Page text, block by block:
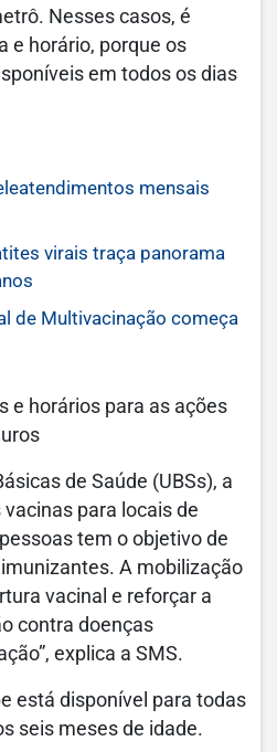
Nesses casos, é
e horário, porque os
em todos os dias
mensais
virais traça panorama
de Multivacinação começa
e horários para as ações
de Saúde (UBSs), a
para locais de
tem o objetivo de
A mobilização
vacinal e reforçar a
contra doenças
explica a SMS.
está disponível para todas
seis meses de idade.